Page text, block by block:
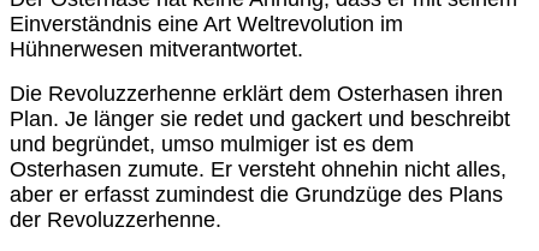
Einverständnis eine Art Weltrevolution im
Hühnerwesen mitverantwortet.
Die Revoluzzerhenne erklärt dem Osterhasen ihren
Plan. Je länger sie redet und gackert und beschreibt
und begründet, umso mulmiger ist es dem
Osterhasen zumute. Er versteht ohnehin nicht alles,
aber er erfasst zumindest die Grundzüge des Plans
der Revoluzzerhenne.